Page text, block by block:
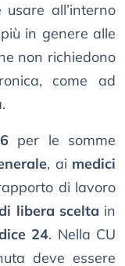
all’interno
in genere alle
non richiedono
come ad
per le somme
, ai medici
di lavoro
libera scelta in
24. Nella CU
deve essere